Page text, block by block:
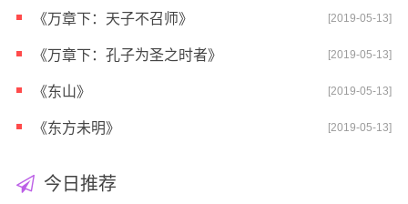
《万章下：天子不召师》 [2019-05-13]
《万章下：孔子为圣之时者》 [2019-05-13]
《东山》 [2019-05-13]
《东方未明》 [2019-05-13]
今日推荐